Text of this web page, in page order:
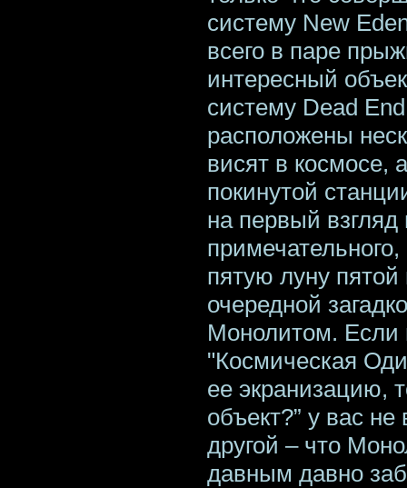
систему New
всего в паре
интересный
систему Dead
расположены
висят в космосе,
покинутой
на первый взгляд
пятую луну пятой
очередной
Монолитом. Если
"Космическая
ее экранизацию,
объект?” у вас
другой – что
давным давно